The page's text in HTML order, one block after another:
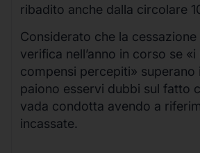
ribadito anche dalla circolare
Considerato che la
verifica nell’anno in corso se
compensi percepiti» superano
paiono esservi dubbi sul fatto
vada condotta avendo a
incassate.